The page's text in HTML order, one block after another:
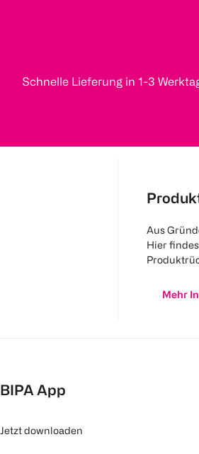
Schnelle Lieferung in 1-3
Aus
Hier
Mehr
BIPA App
Jetzt downloaden